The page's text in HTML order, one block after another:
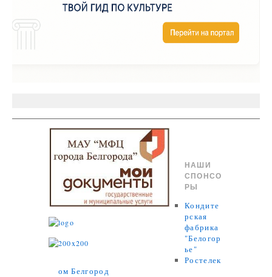
НАШИ
СПОНСО
РЫ
Кондите
рская
фабрика
"Белогор
ье"
Ростелек
ом Белгород